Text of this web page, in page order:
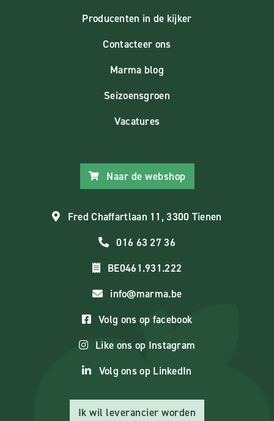
Producenten in de kijker
Contacteer ons
Marma blog
Seizoensgroen
Vacatures
Naar de webshop
Fred Chaffartlaan 11, 3300 Tienen
016 63 27 36
BE0461.931.222
info@marma.be
Volg ons op facebook
Like ons op Instagram
Volg ons op LinkedIn
Ik wil leverancier worden